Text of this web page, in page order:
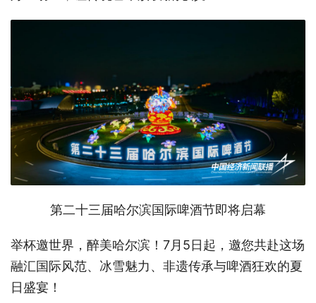
第二十三届哈尔滨国际啤酒节即将启幕
举杯邀世界，醉美哈尔滨！7月5日起，邀您共赴这场
融汇国际风范、冰雪魅力、非遗传承与啤酒狂欢的夏
日盛宴！